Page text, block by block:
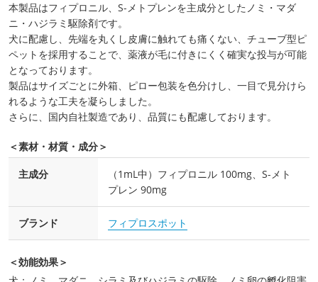
本製品はフィプロニル、S-メトプレンを主成分としたノミ・マダ
ニ・ハジラミ駆除剤です。
犬に配慮し、先端を丸くし皮膚に触れても痛くない、チューブ型ピ
ペットを採用することで、薬液が毛に付きにくく確実な投与が可能
となっております。
製品はサイズごとに外箱、ピロー包装を色分けし、一目で見分けら
れるような工夫を凝らしました。
さらに、国内自社製造であり、品質にも配慮しております。
＜素材・材質・成分＞
主成分
（1mL中）フィプロニル 100mg、S-メト
プレン 90mg
ブランド フィプロスポット
＜効能効果＞